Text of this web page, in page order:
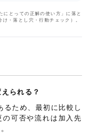
とっての正解の使い方」に落と
・落とし穴・行動チェック）。
られる？
ため、最初に比較し
可否や流れは加入先